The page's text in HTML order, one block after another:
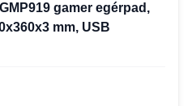
gamer egérpad,
mm, USB